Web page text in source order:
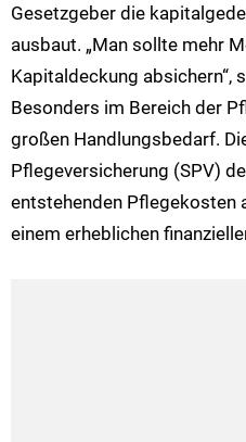
Gesetzgeber die
ausbaut. „Man sollte mehr
Kapitaldeckung absichern“,
Besonders im Bereich der
großen Handlungsbedarf.
Pflegeversicherung (SPV)
entstehenden Pflegekosten
einem erheblichen